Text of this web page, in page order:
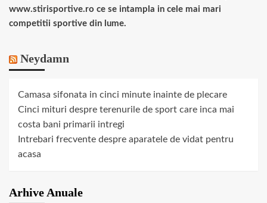
www.stirisportive.ro ce se intampla in cele mai mari
competitii sportive din lume.
Neydamn
Camasa sifonata in cinci minute inainte de plecare
Cinci mituri despre terenurile de sport care inca mai
costa bani primarii intregi
Intrebari frecvente despre aparatele de vidat pentru
acasa
Arhive Anuale